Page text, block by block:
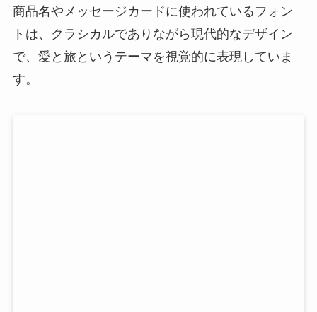
商品名やメッセージカードに使われているフォン
トは、クラシカルでありながら現代的なデザイン
で、愛と旅というテーマを視覚的に表現していま
す。